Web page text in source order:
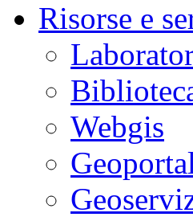
Risorse e
Webgis